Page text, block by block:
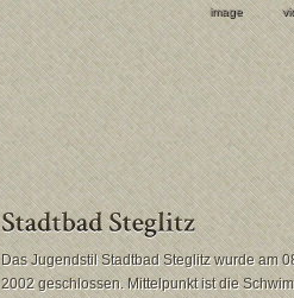
image
Das Jugendstil Stadtbad Steglitz wurde am
2002 geschlossen. Mittelpunkt ist die